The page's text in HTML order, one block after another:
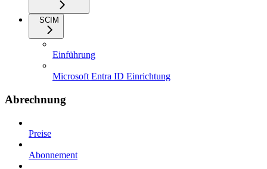
SCIM
Einführung
Microsoft Entra ID Einrichtung
Abrechnung
Preise
Abonnement